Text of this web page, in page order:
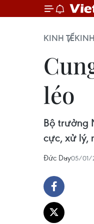
KINH TẾ
léo
Bộ trưởng
cực, xử lý,
Đức Duy05/01/